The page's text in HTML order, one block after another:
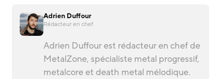
Adrien Duffour
Rédacteur en chef
Adrien Duffour est rédacteur en chef de
MetalZone, spécialiste metal progressif,
metalcore et death metal mélodique.